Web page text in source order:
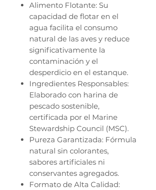
Alimento Flotante: Su
capacidad de flotar en el
agua facilita el consumo
natural de las aves y reduce
significativamente la
contaminación y el
desperdicio en el estanque.
Ingredientes Responsables:
Elaborado con harina de
pescado sostenible,
certificada por el Marine
Stewardship Council (MSC).
Pureza Garantizada: Fórmula
natural sin colorantes,
sabores artificiales ni
conservantes agregados.
Formato de Alta Calidad: